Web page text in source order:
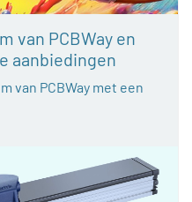
van PCBWay en
aanbiedingen
van PCBWay met een